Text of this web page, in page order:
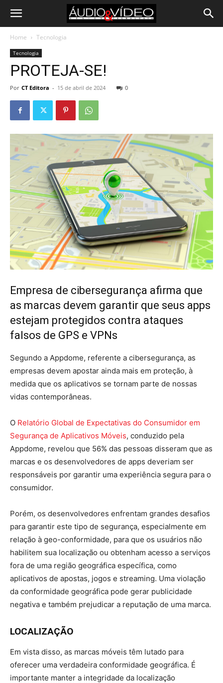
Home Tecnologia
Tecnologia
PROTEJA-SE!
Por CT Editora - 15 de abril de 2024 0
Empresa de cibersegurança afirma que
as marcas devem garantir que seus apps
estejam protegidos contra ataques
falsos de GPS e VPNs
Segundo a Appdome, referente a cibersegurança, as
empresas devem apostar ainda mais em proteção, à
medida que os aplicativos se tornam parte de nossas
vidas contemporâneas.
O Relatório Global de Expectativas do Consumidor em
Segurança de Aplicativos Móveis, conduzido pela
Appdome, revelou que 56% das pessoas disseram que as
marcas e os desenvolvedores de apps deveriam ser
responsáveis por garantir uma experiência segura para o
consumidor.
Porém, os desenvolvedores enfrentam grandes desafios
para garantir este tipo de segurança, especialmente em
relação à geo-conformidade, para que os usuários não
habilitem sua localização ou obtenham acesso a serviços
fora de uma região geográfica específica, como
aplicativos de apostas, jogos e streaming. Uma violação
da conformidade geográfica pode gerar publicidade
negativa e também prejudicar a reputação de uma marca.
LOCALIZAÇÃO
Em vista disso, as marcas móveis têm lutado para
oferecer uma verdadeira conformidade geográfica. É
importante manter a integridade da localização